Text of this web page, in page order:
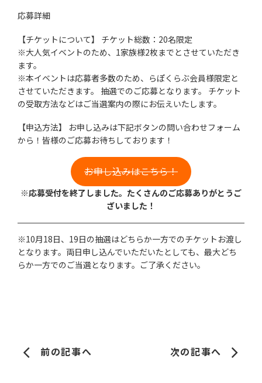
応募詳細
【チケットについて】 チケット総数：20名限定
※大人気イベントのため、1家族様2枚までとさせていただき
ます。
※本イベントは応募者多数のため、らぽくらぶ会員様限定と
させていただきます。 抽選でのご応募となります。 チケット
の受取方法などはご当選案内の際にお伝えいたします。
【申込方法】 お申し込みは下記ボタンの問い合わせフォーム
から！皆様のご応募お待ちしております！
お申し込みはこちら！
※応募受付を終了しました。たくさんのご応募ありがとうご
ざいました！
※10月18日、19日の抽選はどちらか一方でのチケットお渡し
となります。両日申し込んでいただいたとしても、最大どち
らか一方でのご当選となります。ご了承ください。
前の記事へ 次の記事へ